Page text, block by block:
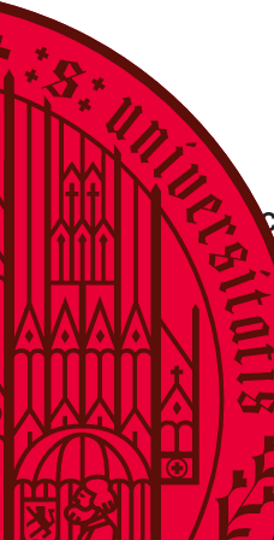
DER
Faktoren entwickelt: Sie ist
Sprecher). Außerhalb des
als Fremdsprache (2018: 50